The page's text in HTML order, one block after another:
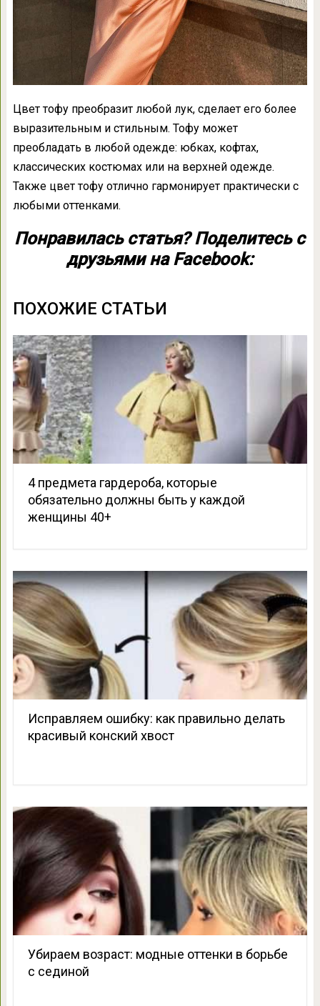
Цвет тофу преобразит любой лук, сделает его более
выразительным и стильным. Тофу может
преобладать в любой одежде: юбках, кофтах,
классических костюмах или на верхней одежде.
Также цвет тофу отлично гармонирует практически с
любыми оттенками.
Понравилась статья? Поделитесь с
друзьями на Facebook:
ПОХОЖИЕ СТАТЬИ
4 предмета гардероба, которые
обязательно должны быть у каждой
женщины 40+
Исправляем ошибку: как правильно делать
красивый конский хвост
Убираем возраст: модные оттенки в борьбе
с сединой